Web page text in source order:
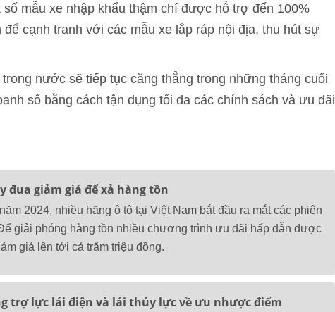
mẫu xe nhập khẩu thậm chí được hỗ trợ đến 100%
cạnh tranh với các mẫu xe lắp ráp nội địa, thu hút sự
nước sẽ tiếp tục căng thẳng trong những tháng cuối
số bằng cách tận dụng tối đa các chính sách và ưu đãi
đua giảm giá để xả hàng tồn
2024, nhiều hãng ô tô tại Việt Nam bắt đầu ra mắt các phiên
giải phóng hàng tồn nhiều chương trình ưu đãi hấp dẫn được
giá lên tới cả trăm triệu đồng.
trợ lực lái điện và lái thủy lực về ưu nhược điểm